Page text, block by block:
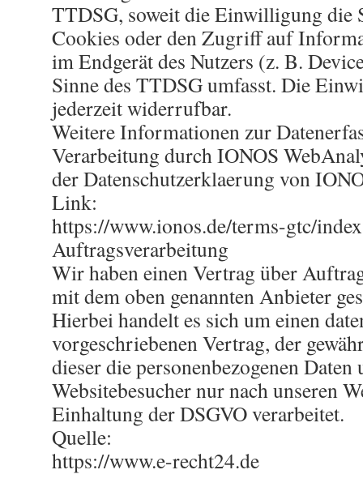
TTDSG, soweit die Einwilligung die
Cookies oder den Zugriff auf
im Endgerät des Nutzers (z. B.
Sinne des TTDSG umfasst. Die
jederzeit widerrufbar.
Weitere Informationen zur
Verarbeitung durch IONOS
der Datenschutzerklaerung von
Link:
https://www.ionos.de/terms-gtc/
Auftragsverarbeitung
Wir haben einen Vertrag über
mit dem oben genannten Anbieter
Hierbei handelt es sich um einen
vorgeschriebenen Vertrag, der
dieser die personenbezogenen Daten
Websitebesucher nur nach unseren
Einhaltung der DSGVO verarbeitet.
Quelle:
https://www.e-recht24.de